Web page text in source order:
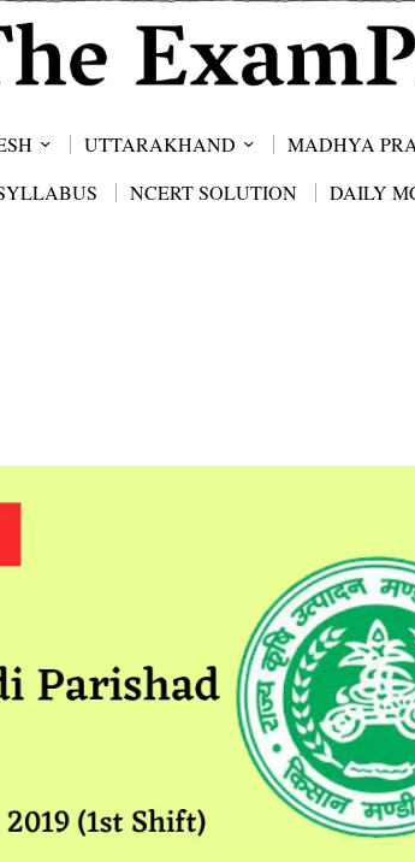
UTTARAKHAND MADHYA
NCERT SOLUTION DAILY